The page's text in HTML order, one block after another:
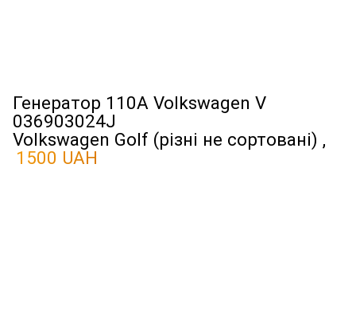
Генератор 110A Volkswagen V
036903024J
Volkswagen Golf (різні не сортовані) ,
1500 UAH